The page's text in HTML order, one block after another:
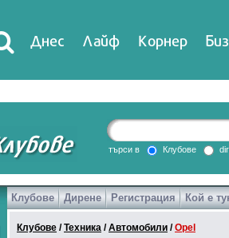
Днес Лайф Корнер
DirTV Impressio
Games
търси в Клубове
Клубове Дирене Регистрация Кой е
Клубове /Техника /Автомобили /Opel